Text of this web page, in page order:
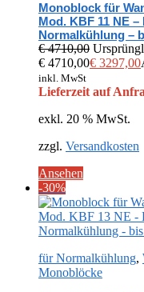
Monoblock für
Mod. KBF 11 NE
Normalkühlung –
€4710,00
€ 4710,00€ 3297,00
inkl. MwSt
Lieferzeit auf
exkl. 20 % MwSt.
zzgl. Versandkosten
Ansehen
-30%
für Normalkühlung,
Monoblöcke